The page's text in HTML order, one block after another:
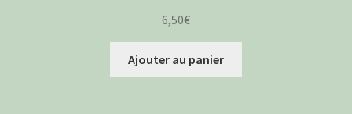
6,50€
Ajouter au panier